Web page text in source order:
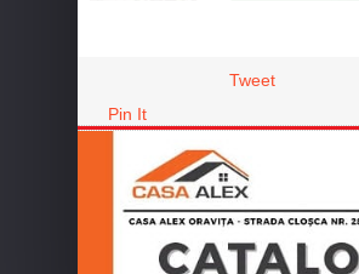
Tweet
Pin It